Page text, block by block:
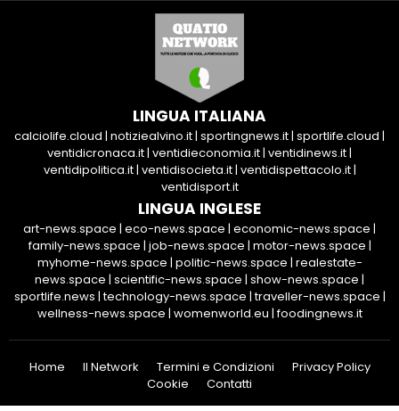
LINGUA ITALIANA
calciolife.cloud | notiziealvino.it| sportingnews.it| sportlife.cloud |
ventidicronaca.it| ventidieconomia.it| ventidinews.it|
ventidipolitica.it| ventidisocieta.it| ventidispettacolo.it|
ventidisport.it
LINGUA INGLESE
art-news.space | eco-news.space | economic-news.space |
family-news.space | job-news.space | motor-news.space |
myhome-news.space | politic-news.space | realestate-
news.space | scientific-news.space | show-news.space |
sportlife.news |technology-news.space |traveller-news.space |
wellness-news.space | womenworld.eu |foodingnews.it
Home Il Network Termini e Condizioni
Privacy Policy
Cookie
Contatti